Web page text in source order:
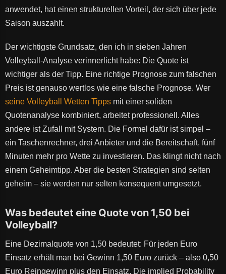
anwendet, hat einen strukturellen Vorteil, der sich über jede
Saison auszahlt.
Der wichtigste Grundsatz, den ich in sieben Jahren
Volleyball-Analyse verinnerlicht habe: Die Quote ist
wichtiger als der Tipp. Eine richtige Prognose zum falschen
Preis ist genauso wertlos wie eine falsche Prognose. Wer
seine Volleyball Wetten Tipps mit einer soliden
Quotenanalyse kombiniert, arbeitet professionell. Alles
andere ist Zufall mit System. Die Formel dafür ist simpel –
ein Taschenrechner, drei Anbieter und die Bereitschaft, fünf
Minuten mehr pro Wette zu investieren. Das klingt nicht nach
einem Geheimtipp. Aber die besten Strategien sind selten
geheim – sie werden nur selten konsequent umgesetzt.
Was bedeutet eine Quote von 1,50 bei
Volleyball?
Eine Dezimalquote von 1,50 bedeutet: Für jeden Euro
Einsatz erhält man bei Gewinn 1,50 Euro zurück – also 0,50
Euro Reingewinn plus den Einsatz. Die implied Probability